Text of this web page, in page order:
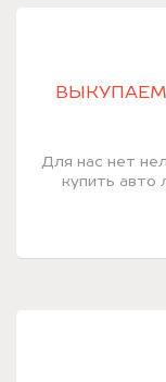
Для нас нет
купить авто